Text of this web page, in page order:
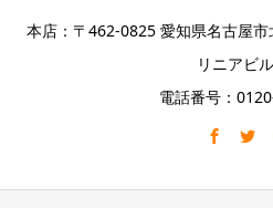
本店：〒462-0825 愛知県名古屋
リニアビ
電話番号：